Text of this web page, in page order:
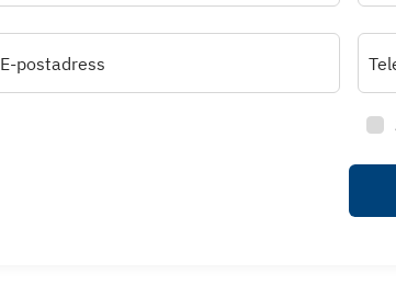
E-postadress